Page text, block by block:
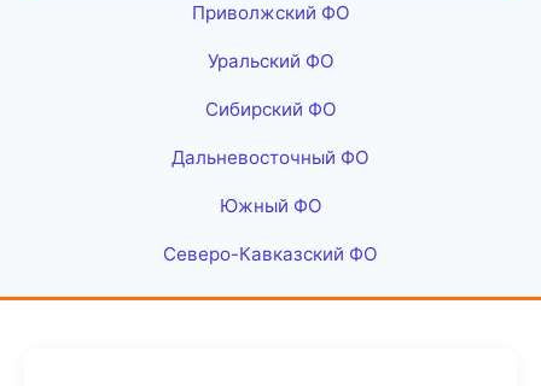
Приволжский ФО
Уральский ФО
Сибирский ФО
Дальневосточный ФО
Южный ФО
Северо-Кавказский ФО